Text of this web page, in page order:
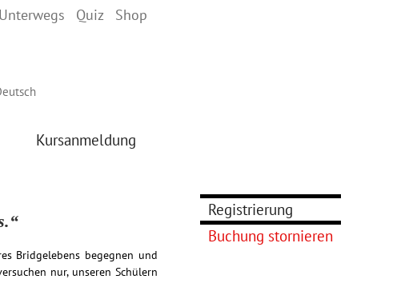
Kursanmeldung
Registrierung
Buchung stornieren
Unterwegs Quiz Shop
Bridgelebens begegnen und
nur, unseren Schülern